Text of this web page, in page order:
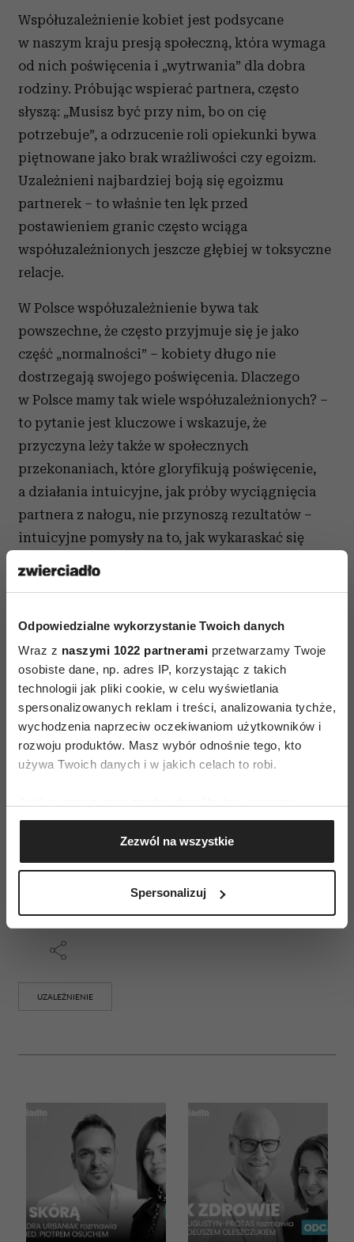
Odpowiedzialne wykorzystanie Twoich danych
Wraz z naszymi 1022 partnerami przetwarzamy Twoje
osobiste dane, np. adres IP, korzystając z takich
technologii jak pliki cookie, w celu wyświetlania
spersonalizowanych reklam i treści, analizowania tychże,
wychodzenia naprzeciw oczekiwaniom użytkowników i
rozwoju produktów. Masz wybór odnośnie tego, kto
używa Twoich danych i w jakich celach to robi.
Gromadzić dane dotyczące Twojej lokalizacji
geograficznej z dokładnością nawet do kilku metrów
Identyfikować Twoje urządzenie, aktywnie
(fingerprinting, czyli wirtualny odcisk palca)
dane są przetwarzane oraz ustaw własne preferencje w
sekcji szczegółów
analizować ruch w naszej witrynie. Informacje o tym, jak
Partnerzy mogą połączyć te informacje z innymi danymi
otrzymanymi od Ciebie lub uzyskanymi podczas
korzystania z ich usług.
Zezwól na wszystkie
Spersonalizuj
Współuzależnienie kobiet jest podsycane
w naszym kraju presją społeczną, która wymaga
od nich poświęcenia i „wytrwania” dla dobra
rodziny. Próbując wspierać partnera, często
słyszą: „Musisz być przy nim, bo on cię
potrzebuje”, a odrzucenie roli opiekunki bywa
piętnowane jako brak wrażliwości czy egoizm.
Uzależnieni najbardziej boją się egoizmu
partnerek – to właśnie ten lęk przed
postawieniem granic często wciąga
współuzależnionych jeszcze głębiej w toksyczne
relacje.
W Polsce współuzależnienie bywa tak
powszechne, że często przyjmuje się je jako
część „normalności” – kobiety długo nie
dostrzegają swojego poświęcenia. Dlaczego
w Polsce mamy tak wiele współuzależnionych? –
to pytanie jest kluczowe i wskazuje, że
przyczyna leży także w społecznych
przekonaniach, które gloryfikują poświęcenie,
a działania intuicyjne, jak próby wyciągnięcia
partnera z nałogu, nie przynoszą rezultatów –
intuicyjne pomysły na to, jak wykaraskać się
z toksycznego związku, nie działają.
O Joannie Flis:
Joanna Flis, psycholożka i terapeutka,
specjalizuje się w obszarze uzależnień
i współuzależnień. W „FLISolo” odkrywa przed
słuchaczami mechanizmy, które sprawiają, że
wielu ludzi tkwi w niszczących relacjach. Dzieli
się praktycznymi wskazówkami, jak rozpoznać
i przezwyciężyć współuzależnienie oraz jak
Zwierciadła „Wolni od stresu. Jak budować
odporność” –.
UZALEŻNIENIE